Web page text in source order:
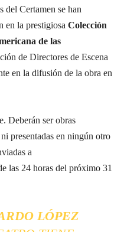
del Certamen se han
en la prestigiosa Colección
de las
de Directores de Escena
en la difusión de la obra en
Deberán ser obras
presentadas en ningún otro
a
las 24 horas del próximo 31
LÓPEZ